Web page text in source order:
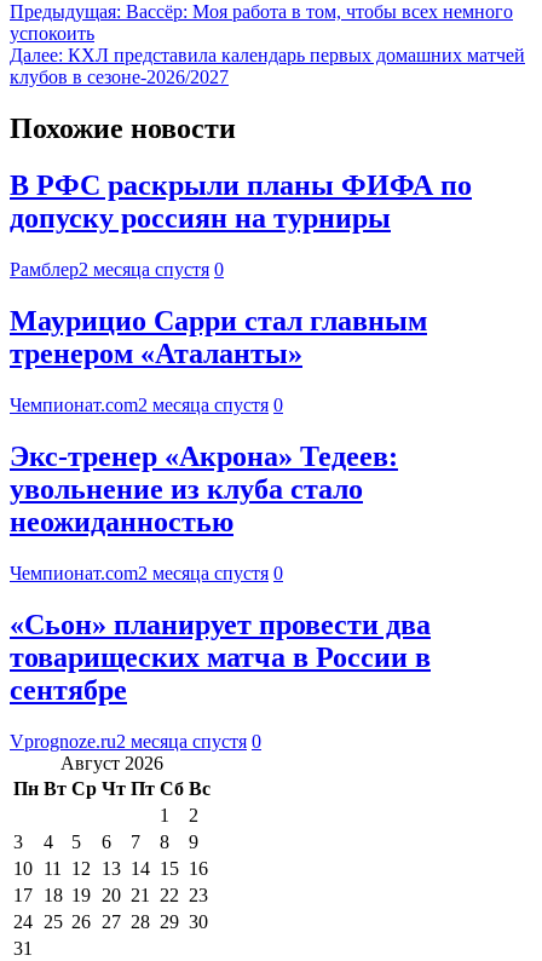
Предыдущая: Вассёр: Моя работа в том, чтобы всех немного
успокоить
Далее: КХЛ представила календарь первых домашних матчей
клубов в сезоне-2026/2027
Похожие новости
В РФС раскрыли планы ФИФА по
допуску россиян на турниры
Рамблер2 месяца спустя 0
Маурицио Сарри стал главным
тренером «Аталанты»
Чемпионат.com2 месяца спустя 0
Экс-тренер «Акрона» Тедеев:
увольнение из клуба стало
неожиданностью
Чемпионат.com2 месяца спустя 0
«Сьон» планирует провести два
товарищеских матча в России в
сентябре
Vprognoze.ru2 месяца спустя 0
Август 2026
Пн Вт Ср Чт Пт Сб Вс
1
2
3
4 5 6 7 8
9
10 11 12 13 14 15 16
17 18 19 20 21 22 23
24 25 26 27 28 29 30
31